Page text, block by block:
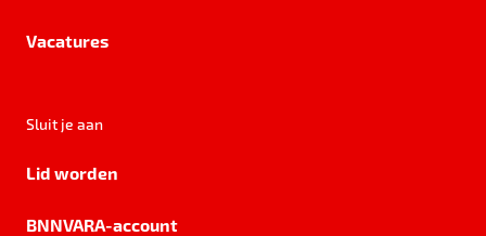
Vacatures
Sluit je aan
Lid worden
BNNVARA-account